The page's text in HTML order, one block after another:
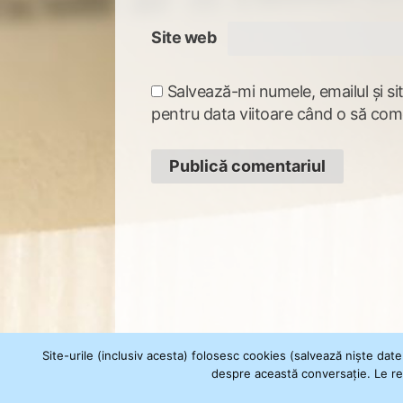
Site web
Salvează-mi numele, emailul și
pentru data viitoare când o să
Site-urile (inclusiv acesta) folosesc cookies (salvează niște
despre această conversație. Le